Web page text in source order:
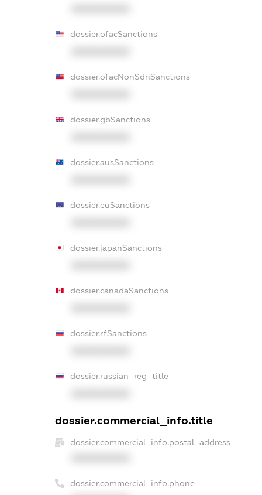
dossier.ofacSanctions
dossier.ofacNonSdnSanctions
dossier.gbSanctions
dossier.ausSanctions
dossier.euSanctions
dossier.japanSanctions
dossier.canadaSanctions
dossier.rfSanctions
dossier.russian_reg_title
dossier.commercial_info.title
dossier.commercial_info.postal_address
dossier.commercial_info.phone